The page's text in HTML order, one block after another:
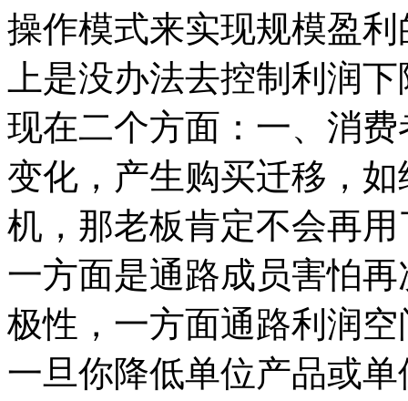
操作模式来实现规模盈
上是没办法去控制利润
现在二个方面：一、消
变化，产生购买迁移，
机，那老板肯定不会再
一方面是通路成员害怕
极性，一方面通路利润
一旦你降低单位产品或